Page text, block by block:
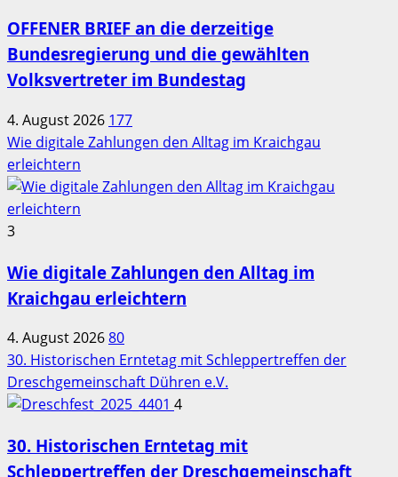
OFFENER BRIEF an die derzeitige
Bundesregierung und die gewählten
Volksvertreter im Bundestag
4. August 2026 177
Wie digitale Zahlungen den Alltag im Kraichgau
erleichtern
3
Wie digitale Zahlungen den Alltag im
Kraichgau erleichtern
4. August 202680
30. Historischen Erntetag mit Schleppertreffen der
Dreschgemeinschaft Dühren e.V.
4
30. Historischen Erntetag mit
Schleppertreffen der Dreschgemeinschaft